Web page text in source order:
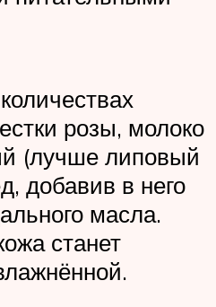
розы, молоко
(лучше липовый
добавив в него
масла.
станет